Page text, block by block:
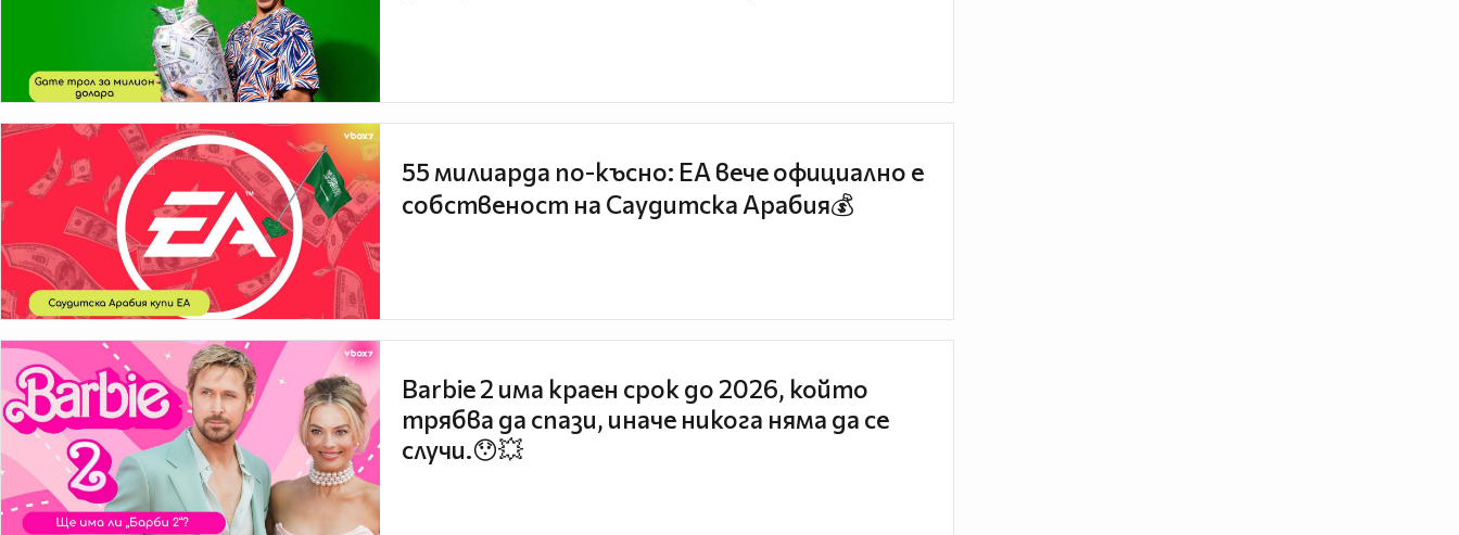
55 милиарда по-късно: EA вече официално е
собственост на Саудитска Арабия💰
Barbie 2 има краен срок до 2026, който
трябва да спази, иначе никога няма да се
случи.😯💥